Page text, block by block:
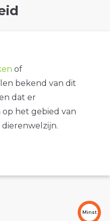
of
bekend van dit
dat er
op het gebied van
Minst